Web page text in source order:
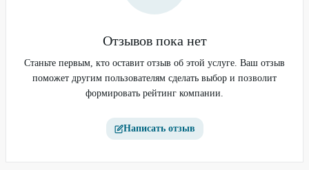
Отзывов пока нет
Станьте первым, кто оставит отзыв об этой услуге. Ваш отзыв
поможет другим пользователям сделать выбор и позволит
формировать рейтинг компании.
Написать отзыв